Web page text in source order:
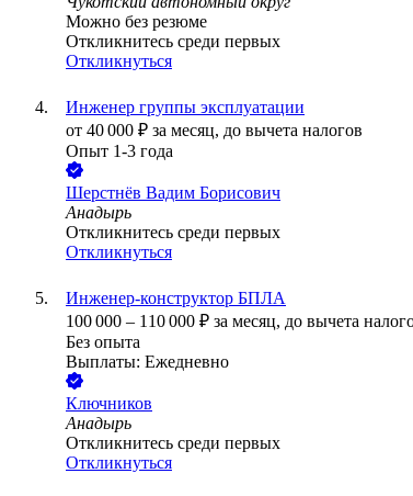
Можно без резюме
Откликнитесь среди первых
Откликнуться
Инженер группы эксплуатации
от 40 000 ₽ за месяц, до вычета налогов
Опыт 1-3 года
Шерстнёв Вадим Борисович
Анадырь
Откликнитесь среди первых
Откликнуться
Инженер-конструктор БПЛА
100 000 – 110 000 ₽ за месяц, до вычета
Без опыта
Выплаты: Ежедневно
Ключников
Анадырь
Откликнитесь среди первых
Откликнуться